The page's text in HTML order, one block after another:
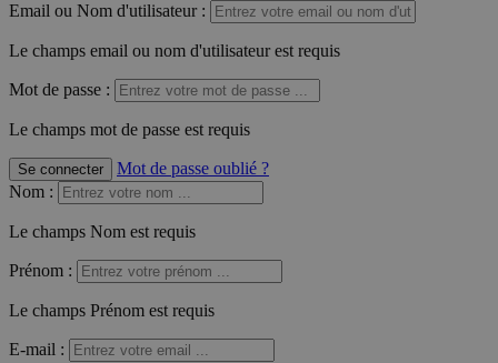
Email ou Nom d'utilisateur :
Le champs email ou nom d'utilisateur est requis
Mot de passe :
Le champs mot de passe est requis
Se connecter
Mot de passe oublié ?
Nom :
Le champs Nom est requis
Prénom :
Le champs Prénom est requis
E-mail :